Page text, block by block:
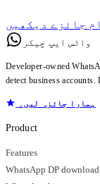
جائزے دیکھیں
واٹس ایپ چیکر
Developer-owned
detect business
ہمارا جائزہ لیں۔
Product
Features
WhatsApp DP download